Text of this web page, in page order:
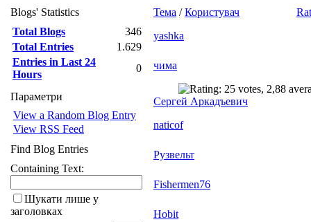
Тема /Користувач
yashka
чима
Сергей Аркадъевич
naticof
Рузвельт
Fishermen76
Hobit
Blogs' Statistics
Total Blogs
346
Total Entries
1.629
Entries in Last 24
Hours
0
Параметри
View a Random Blog Entry
View RSS Feed
Find Blog Entries
Containing Text:
Шукати лише у
заголовках